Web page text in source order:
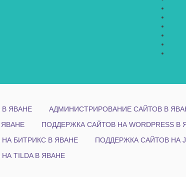
ЯВАНЕ АДМИНИСТРИРОВАНИЕ САЙТОВ В
ПОДДЕРЖКА САЙТОВ НА WORDPRESS В
БИТРИКС В ЯВАНЕ
ПОДДЕРЖКА САЙТОВ НА
TILDA В ЯВАНЕ